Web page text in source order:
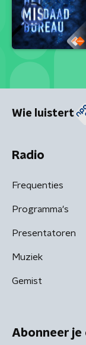
Wie luistert
Radio
Frequenties
Programma's
Presentatoren
Muziek
Gemist
Abonneer je